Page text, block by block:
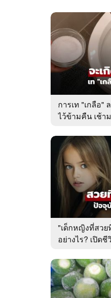
การเท "เกลือ"
ไว้ข้ามคืน เช้า
"เด็กหญิงที่สว
อย่างไร? เปิด